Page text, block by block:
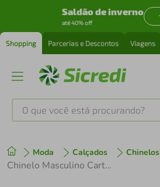
Saldão de inverno
até 40% off
Shopping Parcerias e Descontos Viagens
O que você está procurando?
Moda Calçados Chinelos
Chinelo Masculino Cartago Egeu IV 12530 Preto/Cinza
1º tenis